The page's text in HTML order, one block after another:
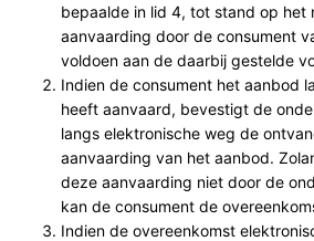
bepaalde in lid 4, tot stand op het
aanvaarding door de consument
voldoen aan de daarbij gestelde
Indien de consument het aanbod
heeft aanvaard, bevestigt de
langs elektronische weg de
aanvaarding van het aanbod.
deze aanvaarding niet door de
kan de consument de
Indien de overeenkomst